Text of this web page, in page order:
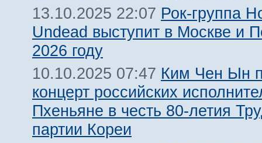
13.10.2025 22:07 Рок-группа
Undead выступит в Москве и
2026 году
10.10.2025 07:47 Ким Чен Ын
концерт российских
Пхеньяне в честь 80-летия
партии Кореи